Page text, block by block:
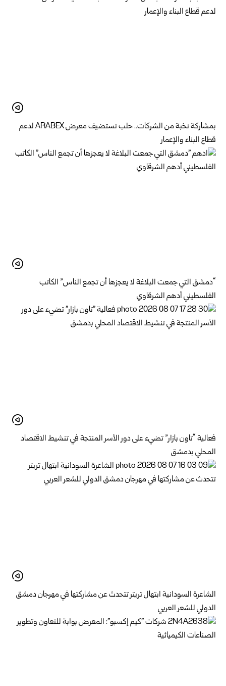
بمشاركة نخبة من الشركات.. حلب تستضيف معرض ARABEX لدعم
قطاع البناء والإعمار
“دمشق التي جمعت البلاغة لا يعجزها أن تجمع الناس” الكاتب
الفلسطيني أدهم الشرقاوي
فعالية “تاون بازار” تضيء على دور الأسر المنتجة في تنشيط الاقتصاد
المحلي بدمشق
الشاعرة السودانية ابتهال تريتر تتحدث عن مشاركتها في مهرجان دمشق
الدولي للشعر العربي